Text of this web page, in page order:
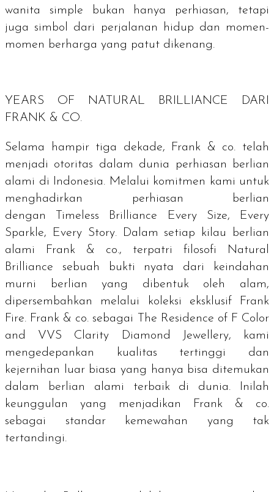
wanita simple
bukan hanya perhiasan, tetapi
juga simbol dari perjalanan hidup dan momen-
momen berharga yang patut dikenang.
YEARS OF NATURAL BRILLIANCE DARI
FRANK & CO.
Selama hampir tiga dekade, Frank & co. telah
menjadi otoritas dalam dunia perhiasan berlian
alami di Indonesia. Melalui komitmen kami untuk
menghadirkan perhiasan berlian
dengan
Timeless Brilliance Every Size, Every
Sparkle, Every Story. Dalam setiap kilau berlian
alami Frank & co., terpatri filosofi Natural
Brilliance sebuah bukti nyata dari keindahan
murni berlian yang dibentuk oleh alam,
dipersembahkan melalui koleksi eksklusif Frank
Fire. Frank & co. sebagai
The Residence of F Color
and VVS Clarity Diamond Jewellery, kami
mengedepankan kualitas tertinggi dan
kejernihan luar biasa yang hanya bisa ditemukan
dalam berlian alami terbaik di dunia. Inilah
keunggulan yang menjadikan Frank & co.
sebagai standar kemewahan yang tak
tertandingi.